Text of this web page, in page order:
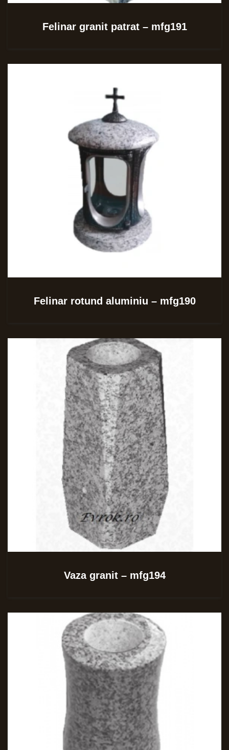
Felinar granit patrat – mfg191
Felinar rotund aluminiu – mfg190
Vaza granit – mfg194